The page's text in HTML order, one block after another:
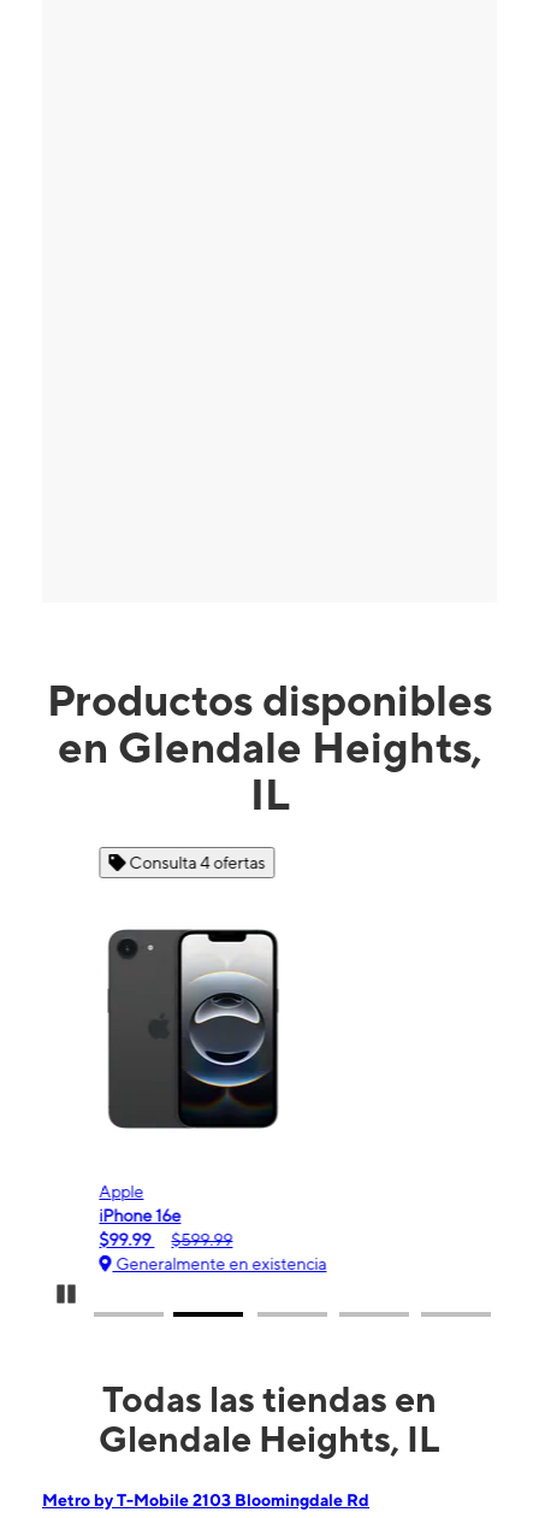
Productos disponibles
en Glendale Heights,
IL
Consulta 4 ofertas
iPhone 16e
$99.99
$599.99
Generalmente en existencia
Todas las tiendas en
Glendale Heights, IL
Metro by T-Mobile 2103 Bloomingdale Rd